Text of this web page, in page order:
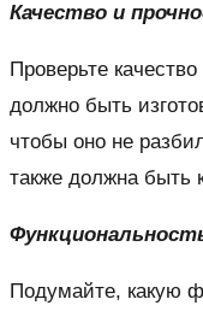
Качество и
Проверьте
должно быть
чтобы оно не
также должна быть
Подумайте, какую